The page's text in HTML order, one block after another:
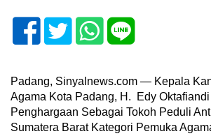
Padang, Sinyalnews.com — Kepala
Agama Kota Padang, H. Edy
Penghargaan Sebagai Tokoh Peduli
Sumatera Barat Kategori Pemuka